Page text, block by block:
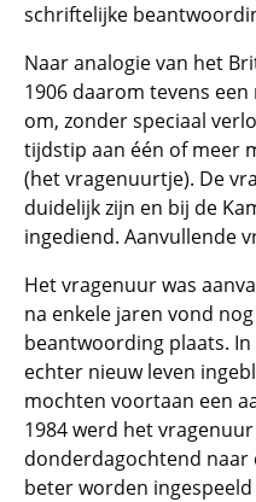
schriftelijke
Naar analogie van het
1906 daarom tevens
om, zonder speciaal
tijdstip aan één of meer
(het vragenuurtje). De
duidelijk zijn en bij de
ingediend. Aanvullende
Het vragenuur was
na enkele jaren vond
beantwoording plaats.
echter nieuw leven
mochten voortaan een
1984 werd het
donderdagochtend naar
beter worden